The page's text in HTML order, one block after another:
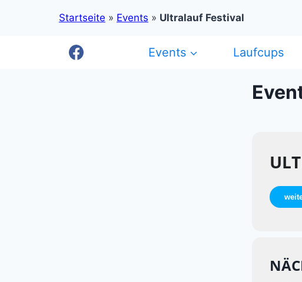
Startseite » Events » Ultralauf Festival
Events Laufcups